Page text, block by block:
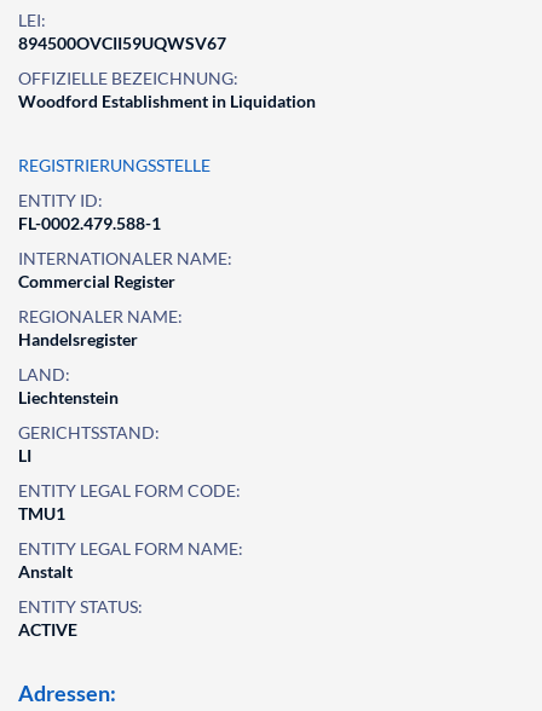
LEI:
894500OVCII59UQWSV67
OFFIZIELLE BEZEICHNUNG:
Woodford Establishment in Liquidation
REGISTRIERUNGSSTELLE
ENTITY ID:
FL-0002.479.588-1
INTERNATIONALER NAME:
Commercial Register
REGIONALER NAME:
Handelsregister
LAND:
Liechtenstein
GERICHTSSTAND:
LI
ENTITY LEGAL FORM CODE:
TMU1
ENTITY LEGAL FORM NAME:
Anstalt
ENTITY STATUS:
ACTIVE
Adressen: